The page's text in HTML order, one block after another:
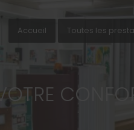
Accueil Toutes les